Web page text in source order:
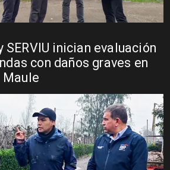
SERVIU inician evaluación
con daños graves en
Maule